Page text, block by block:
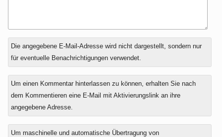
Antwort
zu
Die angegebene E-Mail-Adresse wird nicht dargestellt, sondern nur
für eventuelle Benachrichtigungen verwendet.
Um einen Kommentar hinterlassen zu können, erhalten Sie nach
dem Kommentieren eine E-Mail mit Aktivierungslink an ihre
angegebene Adresse.
Um maschinelle und automatische Übertragung von